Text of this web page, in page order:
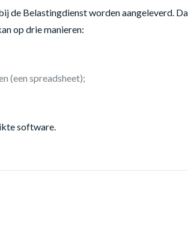
de Belastingdienst worden aangeleverd.
op drie manieren:
(een spreadsheet);
software.